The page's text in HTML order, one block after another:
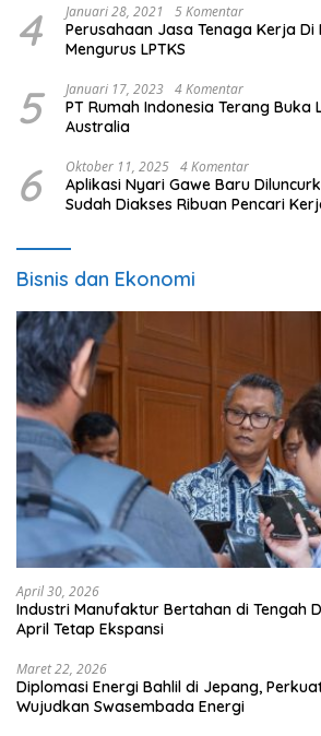
4 Januari 28, 2021 5 Komentar
Perusahaan Jasa Tenaga Kerja Di
Mengurus LPTKS
5 Januari 17, 2023 4 Komentar
PT Rumah Indonesia Terang Buka
Australia
6 Oktober 11, 2025 4 Komentar
Aplikasi Nyari Gawe Baru
Sudah Diakses Ribuan Pencari
Bisnis dan Ekonomi
April 30, 2026
Industri Manufaktur Bertahan di Tengah
April Tetap Ekspansi
Maret 22, 2026
Diplomasi Energi Bahlil di Jepang,
Wujudkan Swasembada Energi